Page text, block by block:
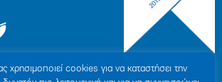
χρησιμοποιεί cookies για να καταστήσει την